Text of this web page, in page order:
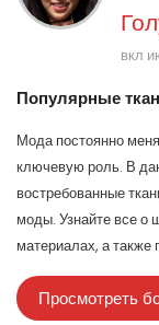
вкл
Популярные
Мода постоянно
ключевую роль. В
востребованные
моды. Узнайте все о
материалах, а также
для своего
Просмотреть